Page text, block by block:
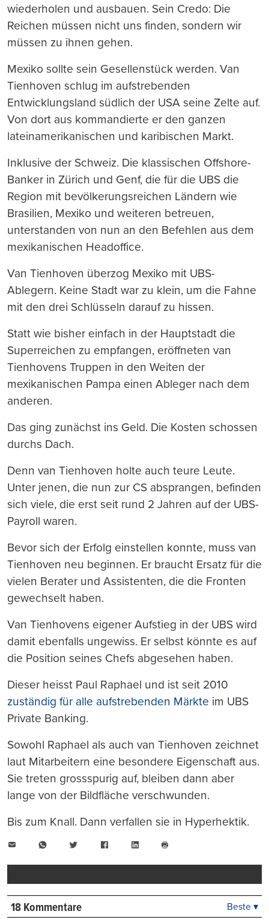
wiederholen und ausbauen. Sein Credo: Die
Reichen müssen nicht uns finden, sondern wir
müssen zu ihnen gehen.
Mexiko sollte sein Gesellenstück werden. Van
Tienhoven schlug im aufstrebenden
Entwicklungsland südlich der USA seine Zelte auf.
Von dort aus kommandierte er den ganzen
lateinamerikanischen und karibischen Markt.
Inklusive der Schweiz. Die klassischen Offshore-
Banker in Zürich und Genf, die für die UBS die
Region mit bevölkerungsreichen Ländern wie
Brasilien, Mexiko und weiteren betreuen,
unterstanden von nun an den Befehlen aus dem
mexikanischen Headoffice.
Van Tienhoven überzog Mexiko mit UBS-
Ablegern. Keine Stadt war zu klein, um die Fahne
mit den drei Schlüsseln darauf zu hissen.
Statt wie bisher einfach in der Hauptstadt die
Superreichen zu empfangen, eröffneten van
Tienhovens Truppen in den Weiten der
mexikanischen Pampa einen Ableger nach dem
anderen.
Das ging zunächst ins Geld. Die Kosten schossen
durchs Dach.
Denn van Tienhoven holte auch teure Leute.
Unter jenen, die nun zur CS absprangen, befinden
sich viele, die erst seit rund 2 Jahren auf der UBS-
Payroll waren.
Bevor sich der Erfolg einstellen konnte, muss van
Tienhoven neu beginnen. Er braucht Ersatz für die
vielen Berater und Assistenten, die die Fronten
gewechselt haben.
Van Tienhovens eigener Aufstieg in der UBS wird
damit ebenfalls ungewiss. Er selbst könnte es auf
die Position seines Chefs abgesehen haben.
Dieser heisst Paul Raphael und ist seit 2010
zuständig für alle aufstrebenden Märkte im UBS
Private Banking.
Sowohl Raphael als auch van Tienhoven zeichnet
laut Mitarbeitern eine besondere Eigenschaft aus.
Sie treten grossspurig auf, bleiben dann aber
lange von der Bildfläche verschwunden.
Bis zum Knall. Dann verfallen sie in Hyperhektik.
WhatsAppTwitter FacebookLinkedIn
drucken
18 Kommentare Beste ▾